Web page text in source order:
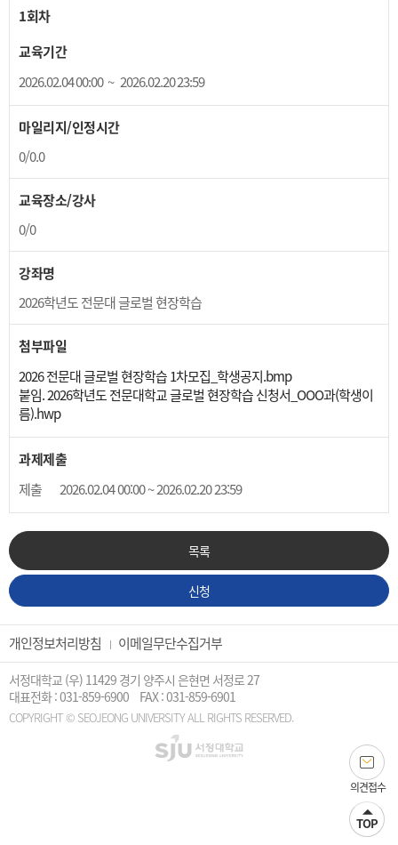
1회차
교육기간
2026.02.04 00:00 ~ 2026.02.20 23:59
마일리지/인정시간
0/0.0
교육장소/강사
0/0
강좌명
2026학년도 전문대 글로벌 현장학습
첨부파일
2026 전문대 글로벌 현장학습 1차모집_학생공지.bmp
붙임. 2026학년도 전문대학교 글로벌 현장학습 신청서_OOO과(학생이
름).hwp
과제제출
제출
2026.02.04 00:00 ~ 2026.02.20 23:59
목록
신청
개인정보처리방침 이메일무단수집거부
서정대학교 (우) 11429 경기 양주시 은현면 서정로 27
대표전화 : 031-859-6900
FAX : 031-859-6901
COPYRIGHT © SEOJEONG UNIVERSITY ALL RIGHTS RESERVED.
의견접수
TOP